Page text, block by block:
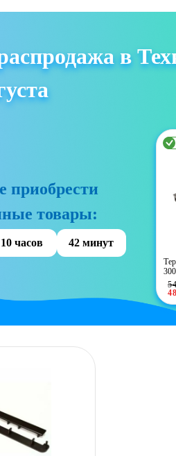
в
приобрести
товары:
10 часов 42 минут